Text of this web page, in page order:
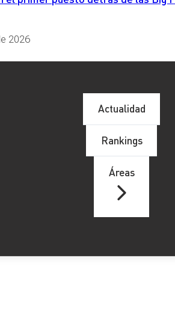
2026
Actualidad
Rankings
Áreas